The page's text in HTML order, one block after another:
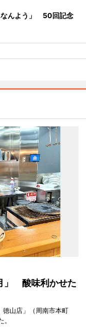
なんよう」 50回記念
」 酸味利かせた
徳山店」（周南市本町